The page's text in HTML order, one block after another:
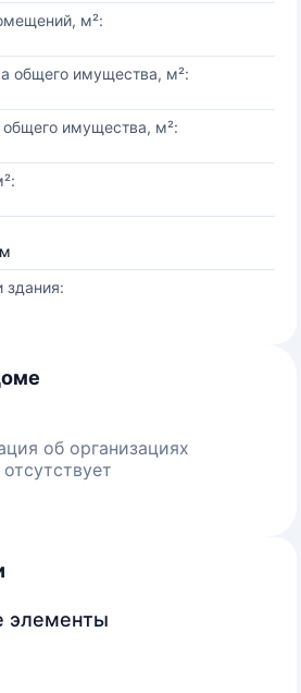
м²:
общего имущества, м²:
имущества, м²:
здания:
об организациях
отсутствует
элементы